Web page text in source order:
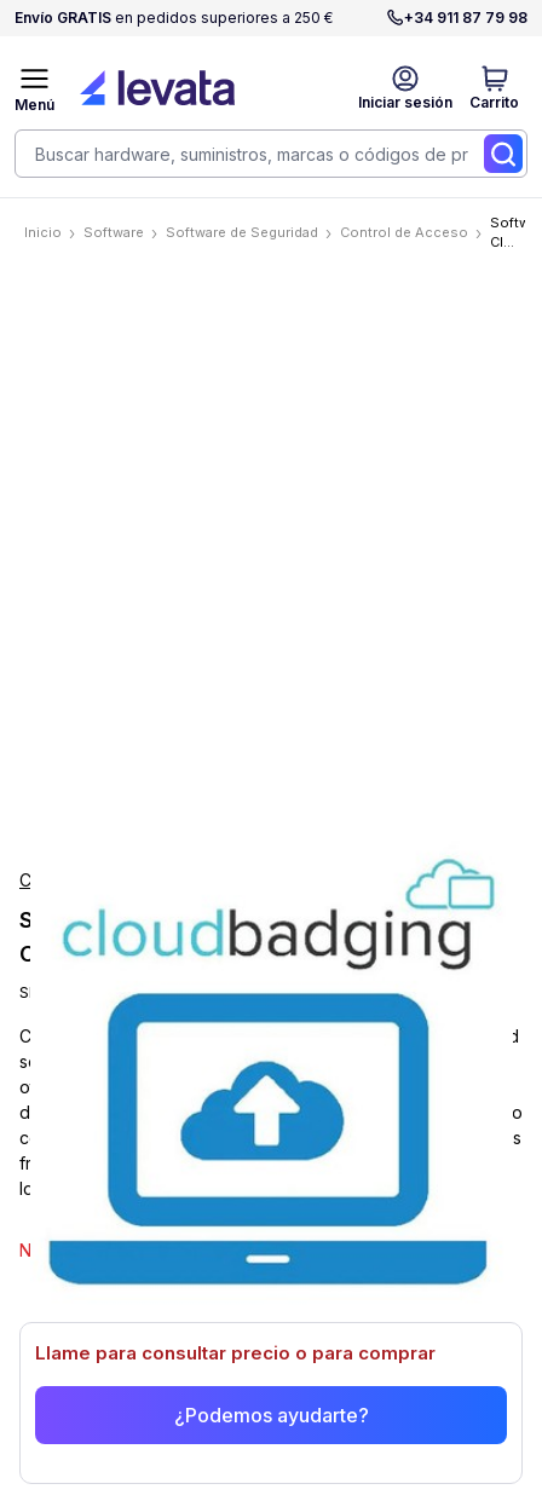
Envío GRATIS en pedidos superiores a 250 € +34 911 87 79 98
Iniciar sesión Carrito
Menú
Inicio Software Software de Seguridad Control de Acceso
CloudBadging
Software CloudBadging CLOUDBADGING-
CLOUD-SERVICES
SKU: MOD-CLOUDBADGING-CLOUD-SERVICES
Cloud Services Cloud Badging offers a complete cloud-based
solution for printing and managing employee badges and
other identification cards. The system allows you to easily
design cards, store data securely, and send print commands to
connected printers. With no on-premise installation and access
from any device, it's a cost-effective and scalable solution.
Ideal for businesses needing flexibility in card issuance.
Seleccionar modelo
No hay opciones disponibles de este artículo.
Llame para consultar precio o para comprar
¿Podemos ayudarte?